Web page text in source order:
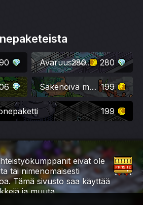
Avaruusasema-huonepaketti
280 280
Säkenöivä metsä-huonepaketti 199
199
eivät ole
tai nimenomaisesti
Tämä sivusto saa käyttää
ja muuta